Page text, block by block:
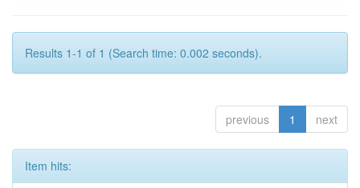
Results 1-1 of 1 (Search time: 0.002 seconds).
previous 1 next
Item hits: